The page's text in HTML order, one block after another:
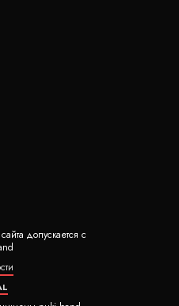
допускается с